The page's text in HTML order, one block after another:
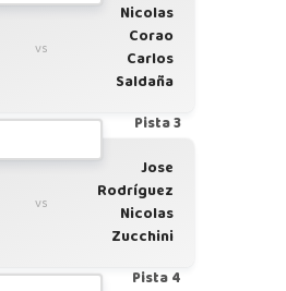
vs
Nicolas
Corao
Carlos
Saldaña
Pista 3
vs
Jose
Rodríguez
Nicolas
Zucchini
Pista 4